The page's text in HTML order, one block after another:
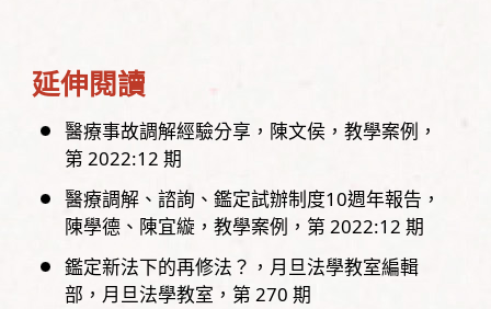
延伸閱讀
醫療事故調解經驗分享 陳文侯
教學案例，
第2022:12 期
醫療調解、諮詢、鑑定試辦制度10週年報告
陳學德、陳宜縼
教學案例， 第2022:12 期
鑑定新法下的再修法？
月旦法學教室編輯
部
月旦法學教室， 第270 期